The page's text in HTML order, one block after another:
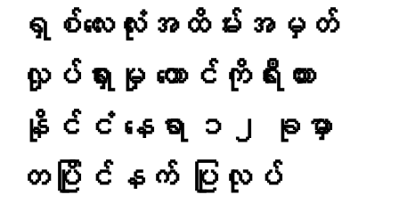
ရှစ်လေးလုံးအထိမ်းအမှတ်
လှုပ်ရှားမှု တောင်ကိုရီးယား
နိုင်ငံ နေရာ ၁၂ ခုမှာ
တပြိုင်နက် ပြုလုပ်